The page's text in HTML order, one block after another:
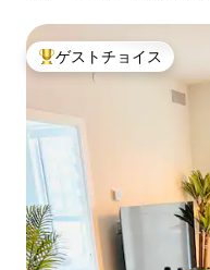
大好評のゲストチョイス
ゲストチョイス